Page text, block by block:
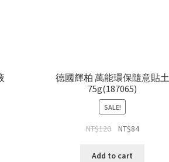
德國輝柏 萬能環保隨意貼土
75g(187065)
SALE!
NT$120 NT$84
Add to cart